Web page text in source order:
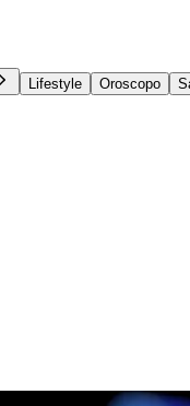
Lifestyle Oroscopo